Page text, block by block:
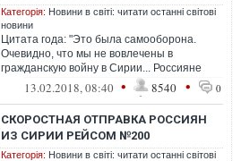
Категорія: Новини в світі: читати останні світові
новини
Цитата года: "Это была самооборона.
Очевидно, что мы не вовлечены в
гражданскую войну в Сирии... Россияне
нам в то время говорили, что их сил там
13.02.2018, 08:40 • 8540 • 0
СКОРОСТНАЯ ОТПРАВКА РОССИЯН
ИЗ СИРИИ РЕЙСОМ №200
Категорія: Новини в світі: читати останні світові